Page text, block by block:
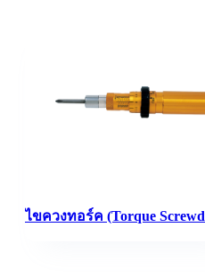
ไขควงทอร์ค (Torque